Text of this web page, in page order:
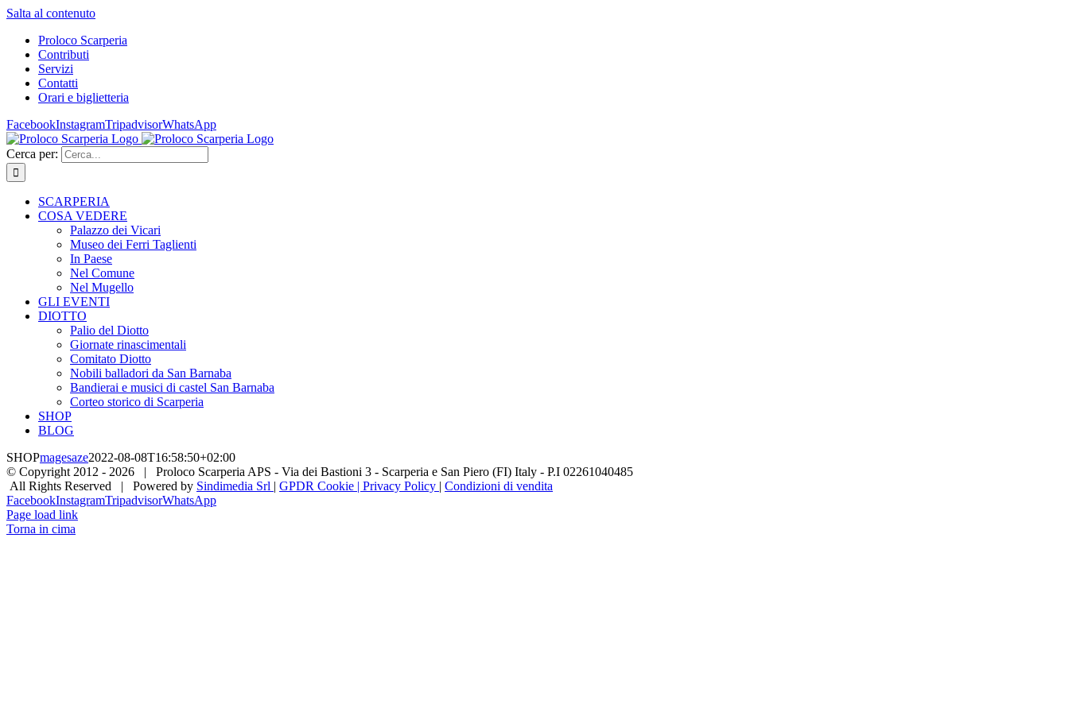
Salta al contenuto
Proloco Scarperia
Contributi
Servizi
Contatti
Orari e biglietteria
FacebookInstagramTripadvisorWhatsApp
Cerca per:
SCARPERIA
COSA VEDERE
Palazzo dei Vicari
Museo dei Ferri Taglienti
In Paese
Nel Comune
Nel Mugello
GLI EVENTI
DIOTTO
Palio del Diotto
Giornate rinascimentali
Comitato Diotto
Nobili balladori da San Barnaba
Bandierai e musici di castel San Barnaba
Corteo storico di Scarperia
SHOP
BLOG
SHOPmagesaze2022-08-08T16:58:50+02:00
© Copyright 2012 - 2026 | Proloco Scarperia APS - Via dei Bastioni 3 - Scarperia e San Piero (FI) Italy - P.I 02261040485
All Rights Reserved | Powered by Sindimedia Srl | GPDR Cookie | Privacy Policy | Condizioni di vendita
FacebookInstagramTripadvisorWhatsApp
Page load link
Torna in cima